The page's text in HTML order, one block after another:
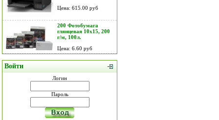
Цена: 615.00 руб
200 Фотобумага
глянцевая 10х15, 200
г/м, 100л.
Цена: 6.60 руб
Войти
Логин
Пароль